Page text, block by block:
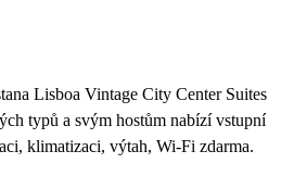
Lisboa Vintage City Center Suites
typů a svým hostům nabízí vstupní
klimatizaci, výtah, Wi-Fi zdarma.